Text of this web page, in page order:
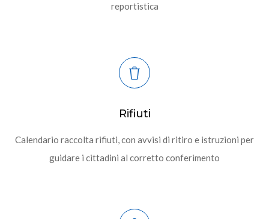
reportistica
Rifiuti
Calendario raccolta rifiuti, con avvisi di ritiro e istruzioni per
guidare i cittadini al corretto conferimento